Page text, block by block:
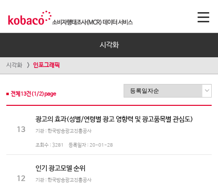
시각화
시각화 인포그래픽
전체 13건(1 /2)page
13
광고의 효과(성별/연령별 광고 영향력 및 광고품목별 관심도)
기관 : 한국방송광고진흥공사
조회수 : 3281 등록일자 : 20-01-28
12
인기 광고모델 순위
기관 : 한국방송광고진흥공사